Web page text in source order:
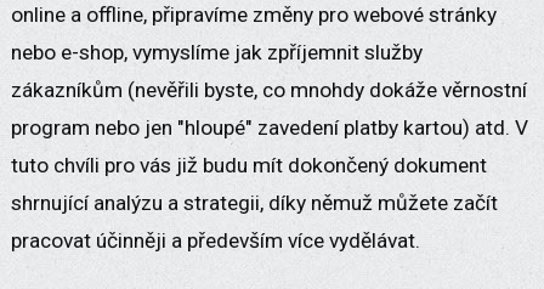
online a offline, připravíme změny pro webové stránky
nebo e-shop, vymyslíme jak zpříjemnit služby
zákazníkům (nevěřili byste, co mnohdy dokáže věrnostní
program nebo jen "hloupé" zavedení platby kartou) atd. V
tuto chvíli pro vás již budu mít dokončený dokument
shrnující analýzu a strategii, díky němuž můžete začít
pracovat účinněji a především více vydělávat.